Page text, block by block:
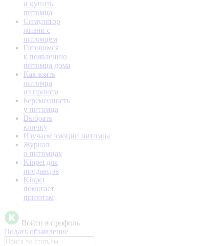
и купить
питомца
Симулятор
жизни с
питомцем
Готовимся
к появлению
питомца дома
Как взять
питомца
из приюта
Беременность
у питомца
Выбрать
кличку
Изучаем эмоции питомца
Журнал
о питомцах
Kinpet для
продавцов
Kinpet
помогает
приютам
Войти в профиль
Подать объявление